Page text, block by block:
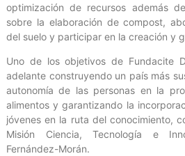
optimización de recursos además
sobre la elaboración de compost,
del suelo y participar en la creación y
Uno de los objetivos de Fundacite
adelante construyendo un país más
autonomía de las personas en la
alimentos y garantizando la
jóvenes en la ruta del conocimiento,
Misión Ciencia, Tecnología e
Fernández-Morán.